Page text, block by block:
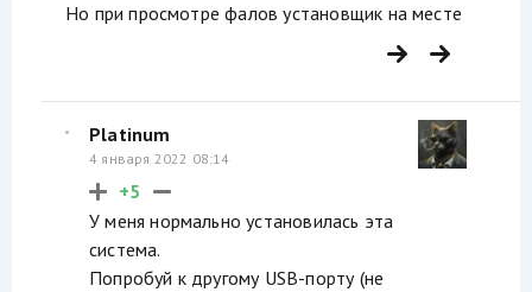
Но при просмотре фалов установщик на месте
Platinum
4 января 2022 08:14
+5
У меня нормально установилась эта
система.
Попробуй к другому USB-порту (не